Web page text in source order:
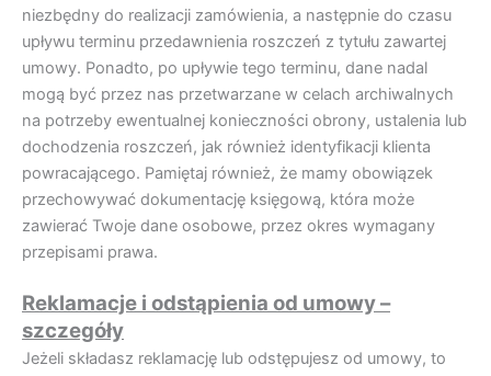
niezbędny do realizacji zamówienia, a następnie do czasu
upływu terminu przedawnienia roszczeń z tytułu zawartej
umowy. Ponadto, po upływie tego terminu, dane nadal
mogą być przez nas przetwarzane w celach archiwalnych
na potrzeby ewentualnej konieczności obrony, ustalenia lub
dochodzenia roszczeń, jak również identyfikacji klienta
powracającego. Pamiętaj również, że mamy obowiązek
przechowywać dokumentację księgową, która może
zawierać Twoje dane osobowe, przez okres wymagany
przepisami prawa.
Reklamacje i odstąpienia od umowy –
szczegóły
Jeżeli składasz reklamację lub odstępujesz od umowy, to